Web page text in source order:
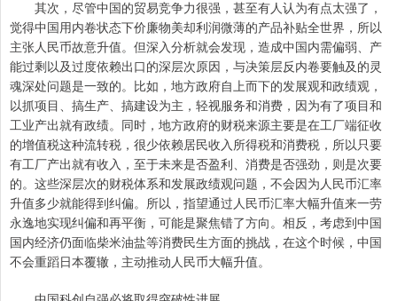
其次，尽管中国的贸易竞争力很强，甚至有人认为有点太强了，
觉得中国用内卷状态下价廉物美却利润微薄的产品补贴全世界，所以
主张人民币故意升值。但深入分析就会发现，造成中国内需偏弱、产
能过剩以及过度依赖出口的深层次原因，与决策层反内卷要触及的灵
魂深处问题是一致的。比如，地方政府自上而下的发展观和政绩观，
以抓项目、搞生产、搞建设为主，轻视服务和消费，因为有了项目和
工业产出就有政绩。同时，地方政府的财税来源主要是在工厂端征收
的增值税这种流转税，很少依赖居民收入所得税和消费税，所以只要
有工厂产出就有收入，至于未来是否盈利、消费是否强劲，则是次要
的。这些深层次的财税体系和发展政绩观问题，不会因为人民币汇率
升值多少就能得到纠偏。所以，指望通过人民币汇率大幅升值来一劳
永逸地实现纠偏和再平衡，可能是聚焦错了方向。相反，考虑到中国
国内经济仍面临柴米油盐等消费民生方面的挑战，在这个时候，中国
不会重蹈日本覆辙，主动推动人民币大幅升值。